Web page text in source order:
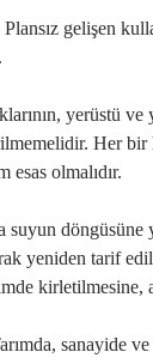
gelişen
yerüstü
Her
esas olmalıdır.
suyun
tarif
sanayide